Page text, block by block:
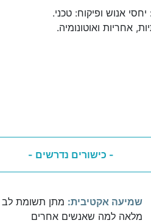
אנוש ופיקוח: טכני.
אחריות ואוטונומיה.
- כישורים נדרשים -
שמיעה אקטיבית: מתן תשומת לב
מלאה למה שאנשים אחרים